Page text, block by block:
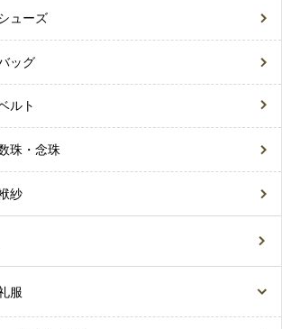
ューズ
ッグ
ルト
珠・念珠
紗
服